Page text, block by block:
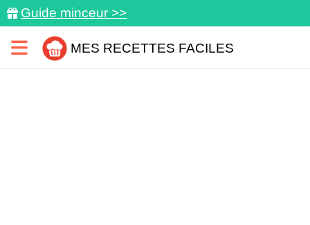
Guide minceur >>
MES RECETTES FACILES